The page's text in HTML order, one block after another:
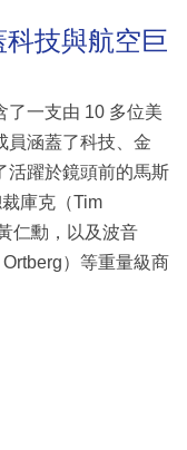
技與航空巨
了一支由 10 多位美
員涵蓋了科技、金
活躍於鏡頭前的馬斯
庫克（Tim
仁勳，以及波音
）等重量級商